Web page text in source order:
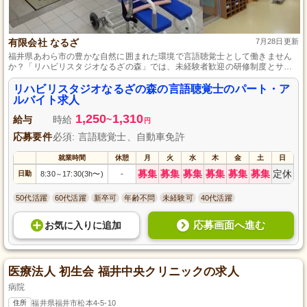
有限会社 なるざ 7月28日更新
福井県あわら市の豊かな自然に囲まれた環境で言語聴覚士として働きません
か？「リハビリスタジオなるざの森」では、未経験者歓迎の研修制度とサポ
ート体制が整っています。パート・アルバイトとして、ライフスタイルに合
わせた柔軟な勤務が可能。利用者様の喜びを共に感じながら、あなたの専門
性を発揮しませんか？温かい仲間と共に、地域社会を支えるやりがいある仕
事です。ぜひ一緒に成長しましょう！
リハビリスタジオなるざの森の言語聴覚士のパート・ア
ルバイト求人
給与 時給 1,250~1,310 円
応募要件必須: 言語聴覚士、自動車免許
就業時間 休憩 月 火 水 木 金 土 日
日勤 8:30～ 17:30(3h〜) - 募集 募集 募集 募集 募集 募集 定休
50代活躍 60代活躍 新卒可 年齢不問 未経験可 40代活躍
お気に入り に追加 応募画面へ進む
医療法人 初生会 福井中央クリニックの求人
病院
住所 福井県福井市松本4-5-10